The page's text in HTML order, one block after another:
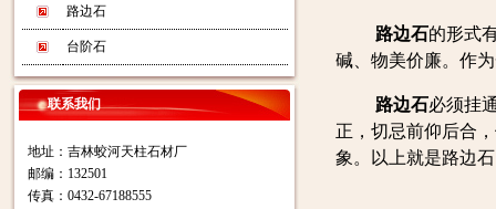
路边石
台阶石
联系我们
地址：吉林蛟河天柱石材厂
邮编：132501
传真：0432-67188555
路边石的形式
碱、物美价廉。作
路边石必须挂
正，切忌前仰后合
象。以上就是路边